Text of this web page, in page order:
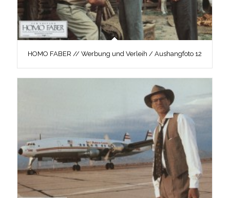
HOMO FABER // Werbung und Verleih / Aushangfoto 12